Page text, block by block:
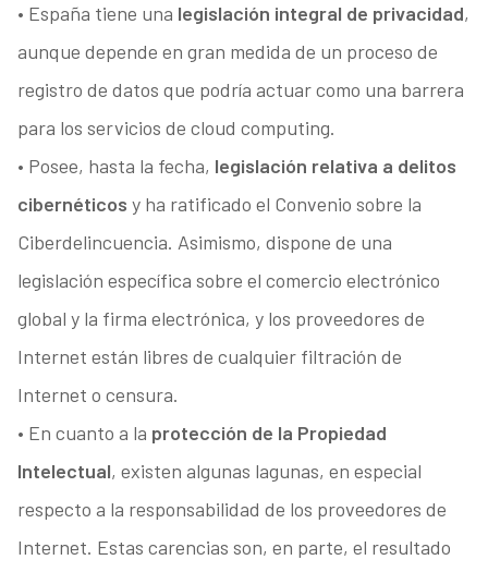
• España tiene una legislación integral de privacidad,
aunque depende en gran medida de un proceso de
registro de datos que podría actuar como una barrera
para los servicios de cloud computing.
• Posee, hasta la fecha, legislación relativa a delitos
cibernéticos y ha ratificado el Convenio sobre la
Ciberdelincuencia. Asimismo, dispone de una
legislación específica sobre el comercio electrónico
global y la firma electrónica, y los proveedores de
Internet están libres de cualquier filtración de
Internet o censura.
• En cuanto a la protección de la Propiedad
Intelectual, existen algunas lagunas, en especial
respecto a la responsabilidad de los proveedores de
Internet. Estas carencias son, en parte, el resultado